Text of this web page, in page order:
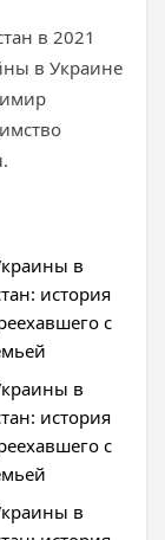
в 2021
в Украине